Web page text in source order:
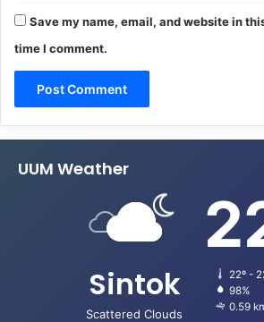
Save my name, email, and website in
time I comment.
UUM Weather
Sintok
Scattered Clouds
22º -
98%
0.59